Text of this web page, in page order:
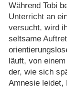
Während Tobi
Unterricht an
versucht, wird
seltsame
läuft, von
der, wie sich
Amnesie leidet,